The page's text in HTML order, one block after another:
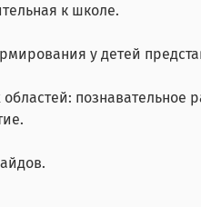
к школе.
у детей
познавательное